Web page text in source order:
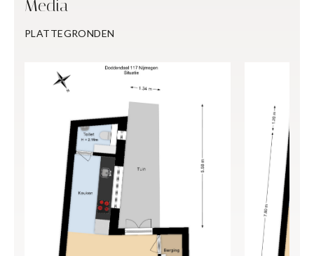
Media
PLATTEGRONDEN